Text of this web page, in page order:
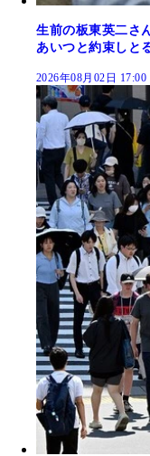
生前の板東英二さ
あいつと約束しと
2026年08月02日 17:00